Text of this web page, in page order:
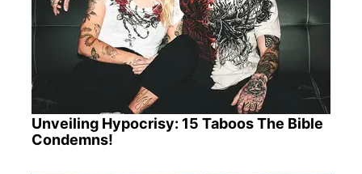
Unveiling Hypocrisy: 15 Taboos The Bible
Condemns!